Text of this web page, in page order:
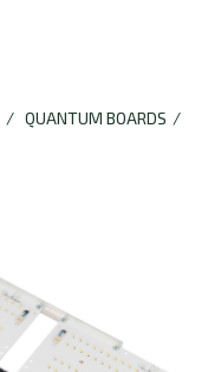
/ QUANTUM BOARDS /